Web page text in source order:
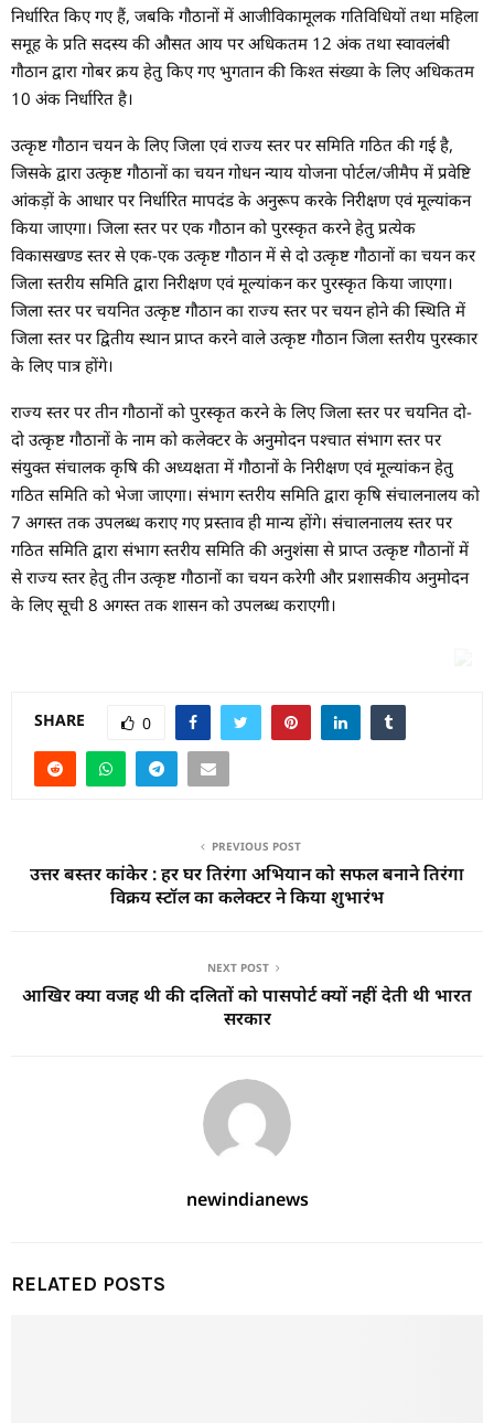
निर्धारित किए गए हैं, जबकि गौठानों में आजीविकामूलक गतिविधियों तथा महिला
समूह के प्रति सदस्य की औसत आय पर अधिकतम 12 अंक तथा स्वावलंबी
गौठान द्वारा गोबर क्रय हेतु किए गए भुगतान की किश्त संख्या के लिए अधिकतम
10 अंक निर्धारित है।
उत्कृष्ट गौठान चयन के लिए जिला एवं राज्य स्तर पर समिति गठित की गई है,
जिसके द्वारा उत्कृष्ट गौठानों का चयन गोधन न्याय योजना पोर्टल/जीमैप में प्रवेष्टि
आंकड़ों के आधार पर निर्धारित मापदंड के अनुरूप करके निरीक्षण एवं मूल्यांकन
किया जाएगा। जिला स्तर पर एक गौठान को पुरस्कृत करने हेतु प्रत्येक
विकासखण्ड स्तर से एक-एक उत्कृष्ट गौठान में से दो उत्कृष्ट गौठानों का चयन कर
जिला स्तरीय समिति द्वारा निरीक्षण एवं मूल्यांकन कर पुरस्कृत किया जाएगा।
जिला स्तर पर चयनित उत्कृष्ट गौठान का राज्य स्तर पर चयन होने की स्थिति में
जिला स्तर पर द्वितीय स्थान प्राप्त करने वाले उत्कृष्ट गौठान जिला स्तरीय पुरस्कार
के लिए पात्र होंगे।
राज्य स्तर पर तीन गौठानों को पुरस्कृत करने के लिए जिला स्तर पर चयनित दो-
दो उत्कृष्ट गौठानों के नाम को कलेक्टर के अनुमोदन पश्चात संभाग स्तर पर
संयुक्त संचालक कृषि की अध्यक्षता में गौठानों के निरीक्षण एवं मूल्यांकन हेतु
गठित समिति को भेजा जाएगा। संभाग स्तरीय समिति द्वारा कृषि संचालनालय को
7 अगस्त तक उपलब्ध कराए गए प्रस्ताव ही मान्य होंगे। संचालनालय स्तर पर
गठित समिति द्वारा संभाग स्तरीय समिति की अनुशंसा से प्राप्त उत्कृष्ट गौठानों में
से राज्य स्तर हेतु तीन उत्कृष्ट गौठानों का चयन करेगी और प्रशासकीय अनुमोदन
के लिए सूची 8 अगस्त तक शासन को उपलब्ध कराएगी।
SHARE 0
PREVIOUS POST
उत्तर बस्तर कांकेर : हर घर तिरंगा अभियान को सफल बनाने तिरंगा
विक्रय स्टॉल का कलेक्टर ने किया शुभारंभ
NEXT POST
आखिर क्या वजह थी की दलितों को पासपोर्ट क्यों नहीं देती थी भारत
सरकार
newindianews
RELATED POSTS